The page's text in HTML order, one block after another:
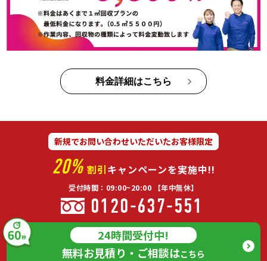
料金詳細はこちら
新規でお問い合わせいただいたお客様限定
20% 割引キャンペーンを実施中!!
受付時間：09:00~20:00 【年中無休】
0120-637-551
24時間受付中!
無料お見積り・ご相談はこちら